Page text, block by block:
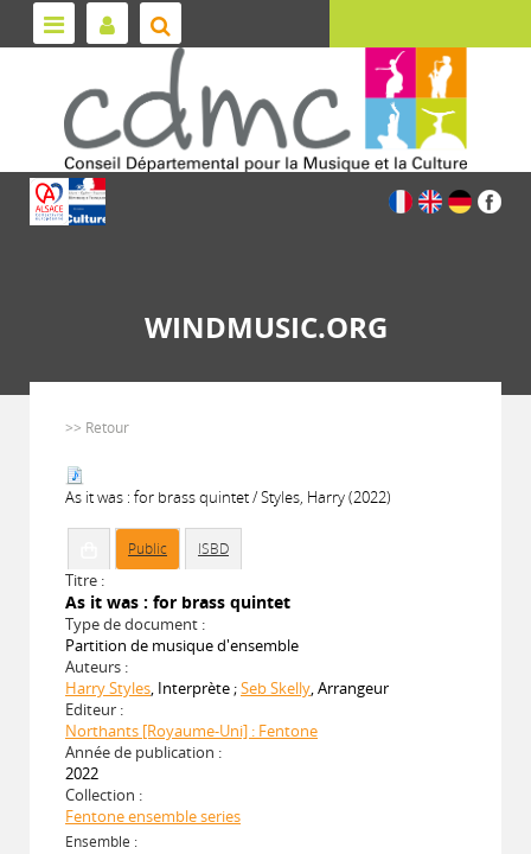
WINDMUSIC.ORG
>> Retour
As it was : for brass quintet / Styles, Harry (2022)
Public ISBD
Titre :
As it was : for brass quintet
Type de document :
Partition de musique d'ensemble
Auteurs :
Harry Styles, Interprète ;Seb Skelly, Arrangeur
Editeur :
Northants [Royaume-Uni] : Fentone
Année de publication :
2022
Collection :
Fentone ensemble series
Ensemble :